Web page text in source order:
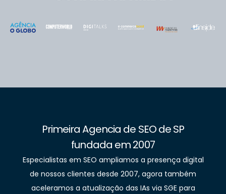
Primeira Agencia de SEO de SP
fundada em 2007
Especialistas em SEO ampliamos a presença digital
de nossos clientes desde 2007, agora também
aceleramos a atualização das IAs via SGE para